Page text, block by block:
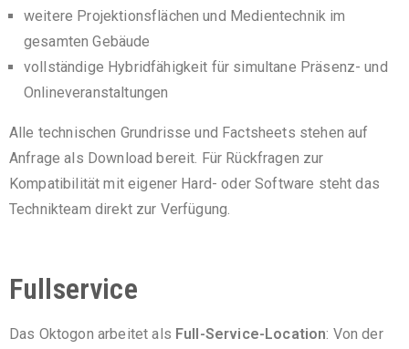
weitere Projektionsflächen und Medientechnik im
gesamten Gebäude
vollständige Hybridfähigkeit für simultane Präsenz- und
Onlineveranstaltungen
Alle technischen Grundrisse und Factsheets stehen auf
Anfrage als Download bereit. Für Rückfragen zur
Kompatibilität mit eigener Hard- oder Software steht das
Technikteam direkt zur Verfügung.
Fullservice
Das Oktogon arbeitet als Full-Service-Location: Von der